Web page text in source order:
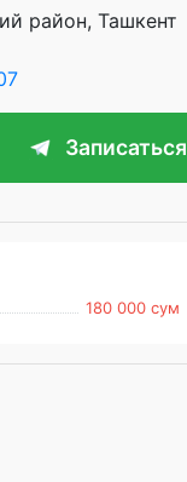
район, Ташкент
Записаться
180 000 сум